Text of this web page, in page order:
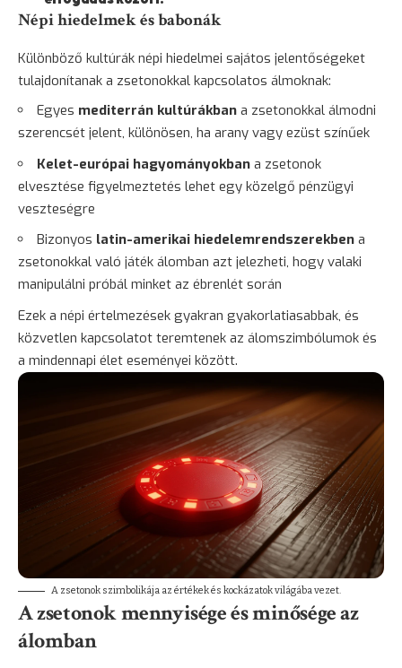
Népi hiedelmek és babonák
Különböző kultúrák népi hiedelmei sajátos jelentőségeket
tulajdonítanak a zsetonokkal kapcsolatos álmoknak:
Egyes mediterrán kultúrákban a zsetonokkal álmodni
szerencsét jelent, különösen, ha arany vagy ezüst színűek
Kelet-európai hagyományokban a zsetonok
elvesztése figyelmeztetés lehet egy közelgő pénzügyi
veszteségre
Bizonyos latin-amerikai hiedelemrendszerekben a
zsetonokkal való játék álomban azt jelezheti, hogy valaki
manipulálni próbál minket az ébrenlét során
Ezek a népi értelmezések gyakran gyakorlatiasabbak, és
közvetlen kapcsolatot teremtenek az álomszimbólumok és
a mindennapi élet eseményei között.
A zsetonok szimbolikája az értékek és kockázatok világába vezet.
A zsetonok mennyisége és minősége az
álomban